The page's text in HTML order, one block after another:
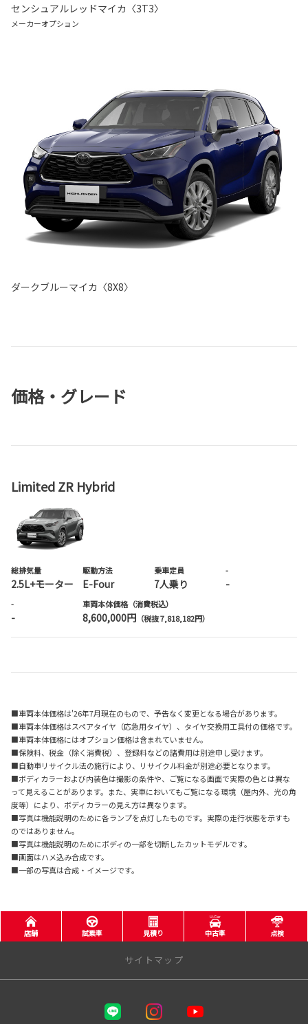
センシュアルレッドマイカ〈3T3〉
メーカーオプション
ダークブルーマイカ〈8X8〉
価格・グレード
Limited ZR Hybrid
総排気量
2.5L+モーター
駆動方法
E-Four
乗車定員
7人乗り
-
-
-
-
車両本体価格（消費税込）
8,600,000円（税抜 7,818,182円）
■車両本体価格は'26年7月現在のもので、予告なく変更となる場合があります。
■車両本体価格はスペアタイヤ（応急用タイヤ）、タイヤ交換用工具付の価格です。
■車両本体価格にはオプション価格は含まれていません。
■保険料、税金（除く消費税）、登録料などの諸費用は別途申し受けます。
■自動車リサイクル法の施行により、リサイクル料金が別途必要となります。
■ボディカラーおよび内装色は撮影の条件や、ご覧になる画面で実際の色とは異な
って見えることがあります。また、実車においてもご覧になる環境（屋内外、光の角
度等）により、ボディカラーの見え方は異なります。
■写真は機能説明のために各ランプを点灯したものです。実際の走行状態を示すも
のではありません。
■写真は機能説明のためにボディの一部を切断したカットモデルです。
■画面はハメ込み合成です。
■一部の写真は合成・イメージです。
店舗 試乗車 見積り 中古車 点検
サイトマップ
三重トヨタ自動車株式会社